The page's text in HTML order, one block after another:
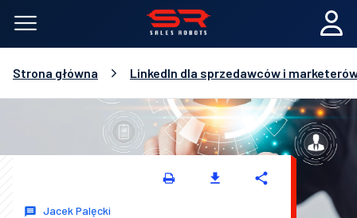
Strona główna LinkedIn dla sprzedawców i
Jacek Palęcki